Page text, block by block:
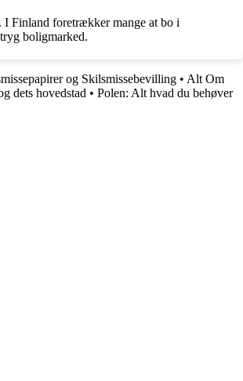
Finland foretrækker mange at bo i
boligmarked.
og Skilsmissebevilling • Alt Om
dets hovedstad • Polen: Alt hvad du behøver